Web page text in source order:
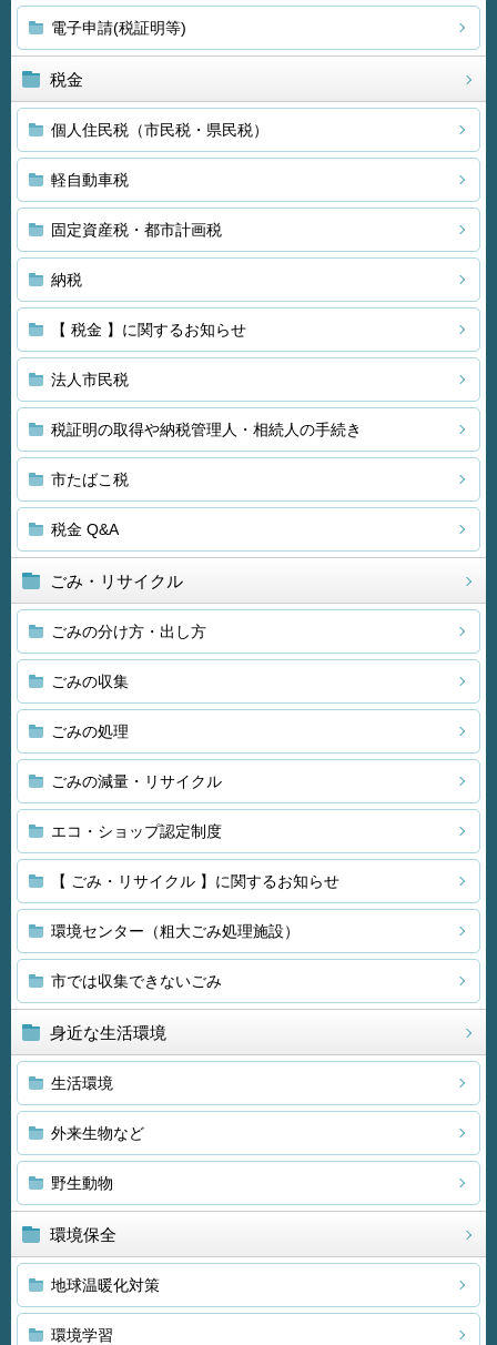
電子申請(税証明等)
税金
個人住民税（市民税・県民税）
軽自動車税
固定資産税・都市計画税
納税
【 税金 】に関するお知らせ
法人市民税
税証明の取得や納税管理人・相続人の手続き
市たばこ税
税金 Q&A
ごみ・リサイクル
ごみの分け方・出し方
ごみの収集
ごみの処理
ごみの減量・リサイクル
エコ・ショップ認定制度
【 ごみ・リサイクル 】に関するお知らせ
環境センター（粗大ごみ処理施設）
市では収集できないごみ
身近な生活環境
生活環境
外来生物など
野生動物
環境保全
地球温暖化対策
環境学習